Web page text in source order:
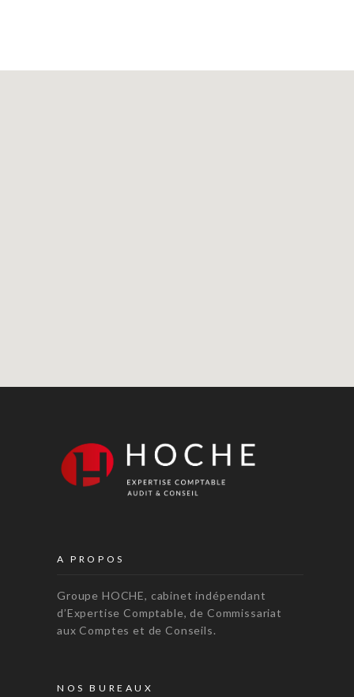
A PROPOS
Groupe HOCHE, cabinet indépendant
d’Expertise Comptable, de Commissariat
aux Comptes et de Conseils.
NOS BUREAUX